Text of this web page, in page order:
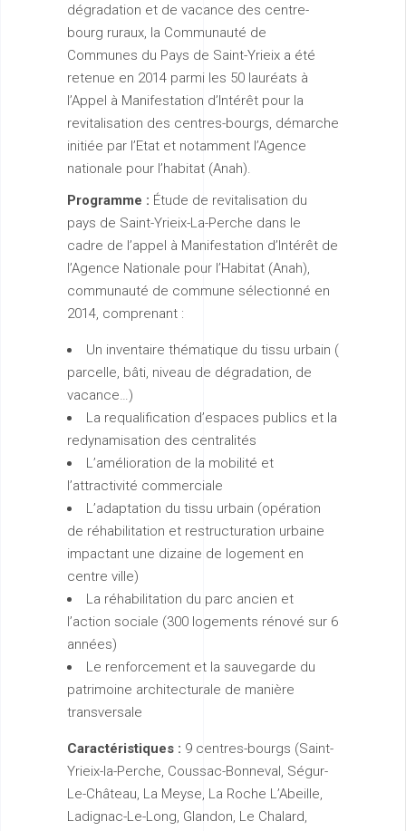
dégradation et de vacance des centre-
bourg ruraux, la Communauté de
Communes du Pays de Saint-Yrieix a été
retenue en 2014 parmi les 50 lauréats à
l’Appel à Manifestation d’Intérêt pour la
revitalisation des centres-bourgs, démarche
initiée par l’Etat et notamment l’Agence
nationale pour l’habitat (Anah).
Programme : Étude de revitalisation du
pays de Saint-Yrieix-La-Perche dans le
cadre de l’appel à Manifestation d’Intérêt de
l’Agence Nationale pour l’Habitat (Anah),
communauté de commune sélectionné en
2014, comprenant :
Un inventaire thématique du tissu urbain (
parcelle, bâti, niveau de dégradation, de
vacance…)
La requalification d’espaces publics et la
redynamisation des centralités
L’amélioration de la mobilité et
l’attractivité commerciale
L’adaptation du tissu urbain (opération
de réhabilitation et restructuration urbaine
impactant une dizaine de logement en
centre ville)
La réhabilitation du parc ancien et
l’action sociale (300 logements rénové sur 6
années)
Le renforcement et la sauvegarde du
patrimoine architecturale de manière
transversale
Caractéristiques : 9 centres-bourgs (Saint-
Yrieix-la-Perche, Coussac-Bonneval, Ségur-
Le-Château, La Meyse, La Roche L’Abeille,
Ladignac-Le-Long, Glandon, Le Chalard,